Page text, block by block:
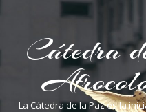
Cátedra
La Cátedra de la Paz es la